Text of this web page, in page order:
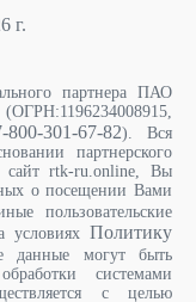
г.
партнера ПАО
800-301-67-82). Вся
партнерского
сайт rtk-ru.online, Вы
о посещении Вами
пользовательские
условиях Политику
данные могут быть
системами
с целью